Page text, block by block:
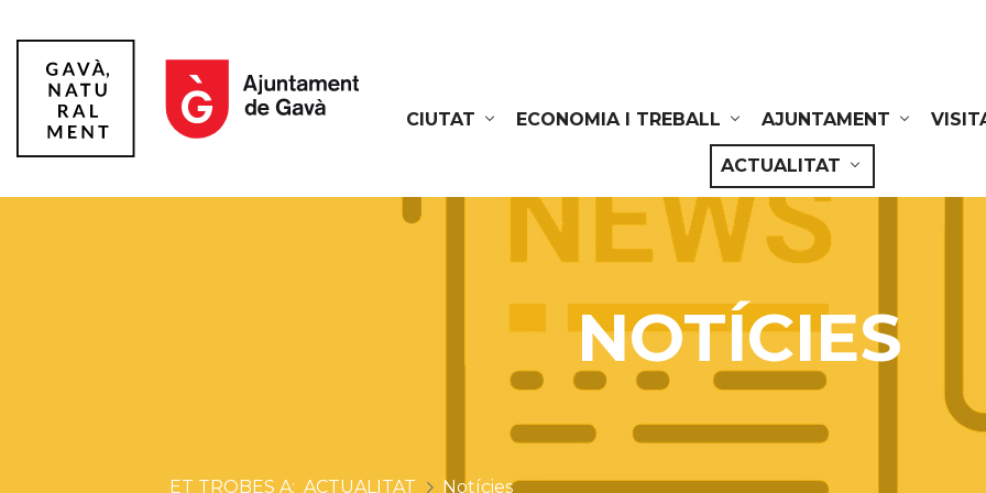
CIUTAT
ECONOMIA I TREBALL AJUNTAMENT
ACTUALITAT
NOTÍCIES
ACTUALITAT Notícies